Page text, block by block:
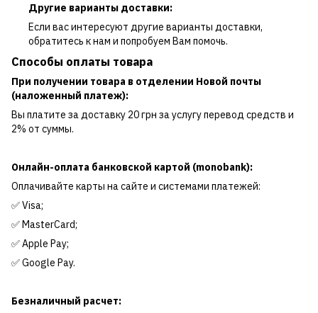
Другие варианты доставки:
Если вас интересуют другие варианты доставки,
обратитесь к нам и попробуем Вам помочь.
Способы оплаты товара
При получении товара в отделении Новой почты
(наложенный платеж):
Вы платите за доставку 20 грн за услугу перевод средств и
2% от суммы.
Онлайн-оплата банковской картой (monobank):
Оплачивайте карты на сайте и системами платежей:
✅ Visa;
✅ MasterCard;
✅ Apple Pay;
✅ Google Pay.
Безналичный расчет: